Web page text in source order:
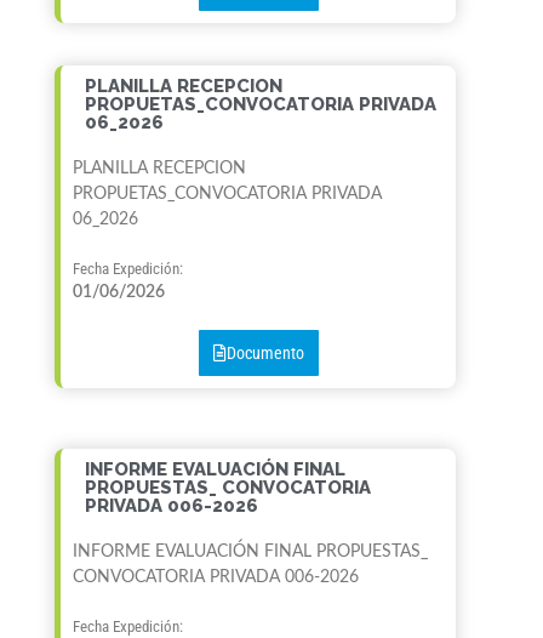
PLANILLA RECEPCION
PROPUETAS_CONVOCATORIA PRIVADA
06_2026
PLANILLA RECEPCION
PROPUETAS_CONVOCATORIA PRIVADA
06_2026
Fecha Expedición:
01/06/2026
Documento
INFORME EVALUACIÓN FINAL
PROPUESTAS_ CONVOCATORIA
PRIVADA 006-2026
INFORME EVALUACIÓN FINAL PROPUESTAS_
CONVOCATORIA PRIVADA 006-2026
Fecha Expedición: